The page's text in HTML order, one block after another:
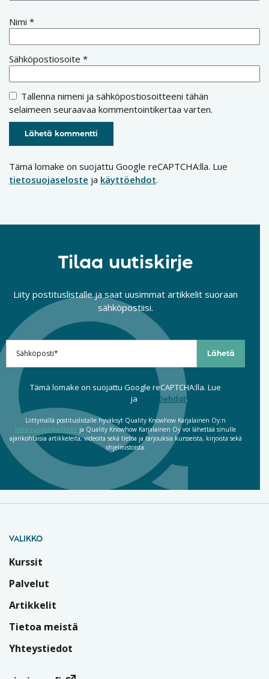
Nimi *
Sähköpostiosoite *
Tallenna nimeni ja sähköpostiosoitteeni tähän
selaimeen seuraavaa kommentointikertaa varten.
Tämä lomake on suojattu Google reCAPTCHA:lla. Lue
tietosuojaseloste ja käyttöehdot.
Tilaa uutiskirje
Liity postituslistalle ja saat uusimmat artikkelit suoraan
sähköpostiisi.
Tämä lomake on suojattu Google reCAPTCHA:lla. Lue
ja käyttöehdot.
Liittymällä postituslistalle hyväksyt Quality Knowhow Karjalainen Oy:n
tietosuojaselosteen ja Quality Knowhow Karjalainen Oy voi lähettää sinulle
ajankohtaisia artikkeleita, videoita sekä tietoa ja tarjouksia kursseista, kirjoista sekä
ohjelmistoista.
VALIKKO
Kurssit
Palvelut
Artikkelit
Tietoa meistä
Yhteystiedot